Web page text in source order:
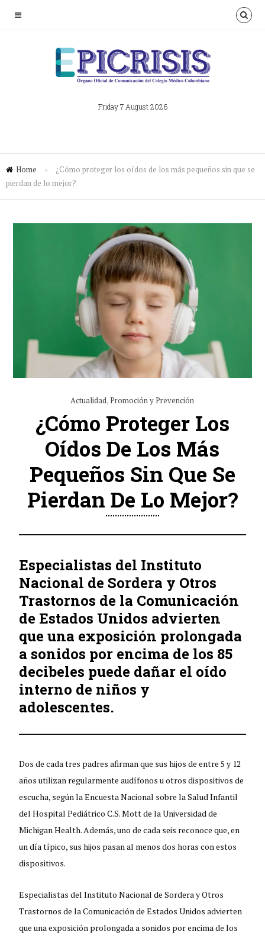
Friday 7 August 2026
Home »
¿Cómo proteger los oídos de los más pequeños sin que se
pierdan de lo mejor?
Actualidad,Promoción y Prevención
¿Cómo Proteger Los
Oídos De Los Más
Pequeños Sin Que Se
Pierdan De Lo Mejor?
Especialistas del Instituto
Nacional de Sordera y Otros
Trastornos de la Comunicación
de Estados Unidos advierten
que una exposición prolongada
a sonidos por encima de los 85
decibeles puede dañar el oído
interno de niños y
adolescentes.
Dos de cada tres padres afirman que sus hijos de entre 5 y 12
años utilizan regularmente audífonos u otros dispositivos de
escucha, según la Encuesta Nacional sobre la Salud Infantil
del Hospital Pediátrico C.S. Mott de la Universidad de
Michigan Health. Además, uno de cada seis reconoce que, en
un día típico, sus hijos pasan al menos dos horas con estos
dispositivos.
Especialistas del Instituto Nacional de Sordera y Otros
Trastornos de la Comunicación de Estados Unidos advierten
que una exposición prolongada a sonidos por encima de los